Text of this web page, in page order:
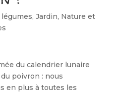
, Jardin, Nature et
du calendrier lunaire
poivron : nous
en plus à toutes les